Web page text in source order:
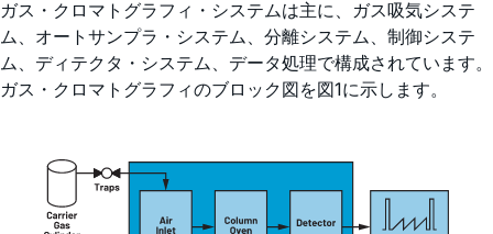
ガス・クロマトグラフィ・システムは主に、ガス吸気システ
ム、オートサンプラ・システム、分離システム、制御システ
ム、ディテクタ・システム、データ処理で構成されています。
ガス・クロマトグラフィのブロック図を図1に示します。